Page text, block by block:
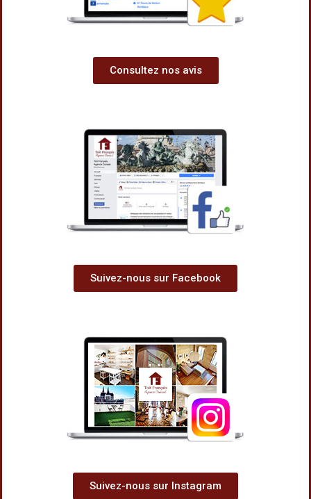
Consultez nos avis
Suivez-nous sur Facebook
Suivez-nous sur Instagram